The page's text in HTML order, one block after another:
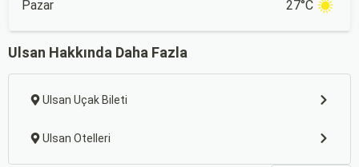
Pazar 27°C
Ulsan Hakkında Daha Fazla
Ulsan Uçak Bileti
Ulsan Otelleri